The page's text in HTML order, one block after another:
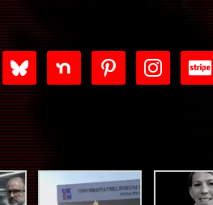
bluesky nextdoor pinterest instagramcc-
stripe